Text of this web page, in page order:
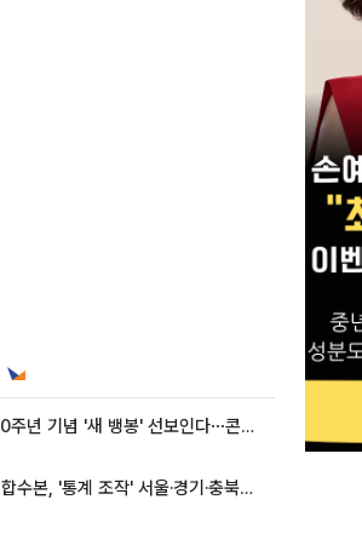
빅뱅, 20주년 기념 '새 뱅봉' 선보인다⋯콘서트 앞두고 팝업 개최
합수본, '통계 조작' 서울·경기·충북 선관위 등 추가 압수수색